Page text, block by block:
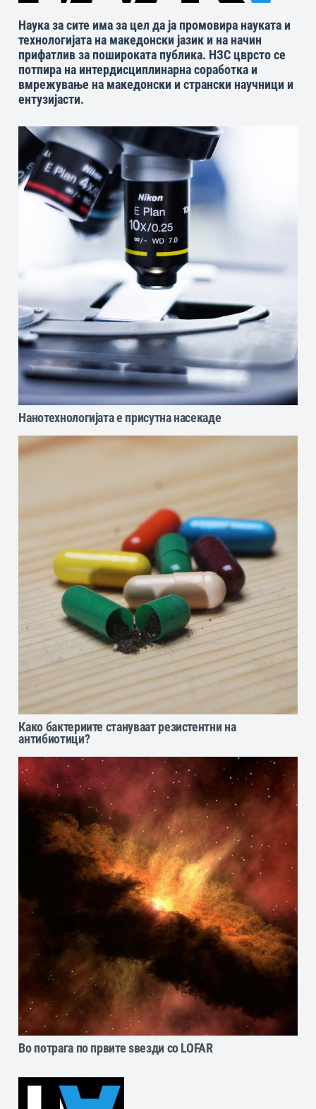
Наука за сите има за цел да ја промовира науката и
технологијата на македонски јазик и на начин
прифатлив за пошироката публика. НЗС цврсто се
потпира на интердисциплинарна соработка и
вмрежување на македонски и странски научници и
ентузијасти.
Нанотехнологијата е присутна насекаде
Како бактериите стануваат резистентни на
антибиотици?
Во потрага по првите ѕвезди со LOFAR